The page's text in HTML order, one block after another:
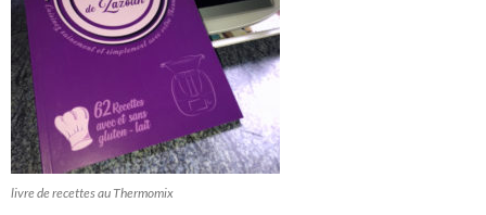
livre de recettes au Thermomix